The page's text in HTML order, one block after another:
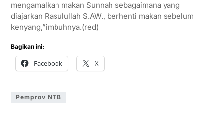
mengamalkan makan Sunnah sebagaimana yang
diajarkan Rasulullah S.AW., berhenti makan sebelum
kenyang,”imbuhnya.(red)
Bagikan ini:
Facebook X
Pemprov NTB